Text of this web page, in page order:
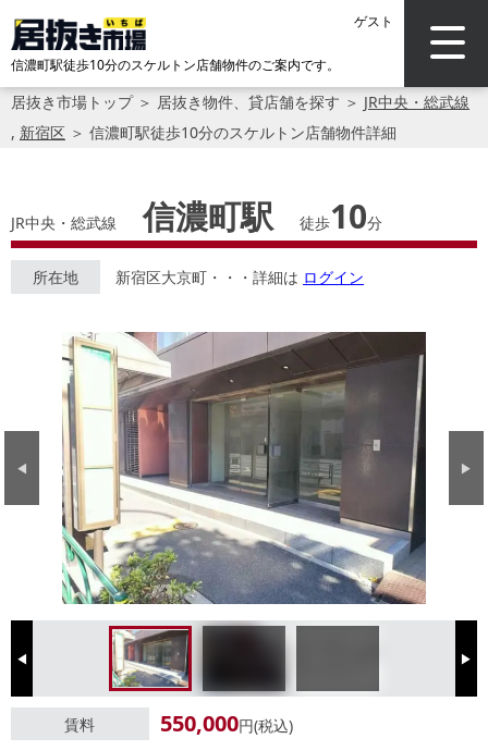
ゲスト
信濃町駅徒歩10分のスケルトン店舗物件のご案内です。
居抜き市場トップ＞ 居抜き物件、貸店舗を探す ＞ JR中央・総武線
, 新宿区 ＞ 信濃町駅徒歩10分のスケルトン店舗物件詳細
JR中央・総武線 信濃町駅 徒歩10分
所在地 新宿区大京町・・・詳細は ログイン
Previous Next
Previous Next
賃料 550,000円(税込)